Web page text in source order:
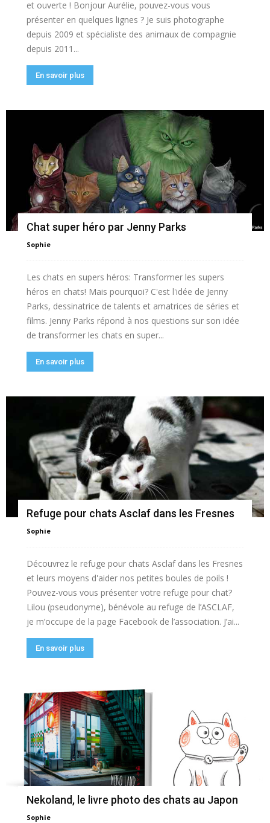
et ouverte ! Bonjour Aurélie, pouvez-vous vous
présenter en quelques lignes ? Je suis photographe
depuis 2009 et spécialiste des animaux de compagnie
depuis 2011...
En savoir plus
Chat super héro par Jenny Parks
Sophie
Les chats en supers héros: Transformer les supers
héros en chats! Mais pourquoi? C'est l'idée de Jenny
Parks, dessinatrice de talents et amatrices de séries et
films. Jenny Parks répond à nos questions sur son idée
de transformer les chats en super...
En savoir plus
Refuge pour chats Asclaf dans les Fresnes
Sophie
Découvrez le refuge pour chats Asclaf dans les Fresnes
et leurs moyens d'aider nos petites boules de poils !
Pouvez-vous vous présenter votre refuge pour chat?
Lilou (pseudonyme), bénévole au refuge de l’ASCLAF,
je m’occupe de la page Facebook de l’association. J’ai...
En savoir plus
Nekoland, le livre photo des chats au Japon
Sophie